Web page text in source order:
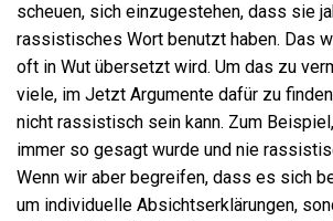
scheuen, sich einzugestehen, dass sie
rassistisches Wort benutzt haben. Das
oft in Wut übersetzt wird. Um das zu
viele, im Jetzt Argumente dafür zu
nicht rassistisch sein kann. Zum
immer so gesagt wurde und nie
Wenn wir aber begreifen, dass es sich
um individuelle Absichtserklärungen,